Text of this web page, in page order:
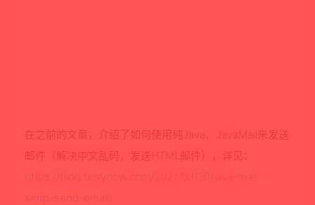
在之前的文章，介绍了如何使用纯Java、JavaMail来发送
邮件（解决中文乱码，发送HTML邮件），详见：
https://blog.terrynow.com/2021/03/30/java-mail-
smtp-send-email/